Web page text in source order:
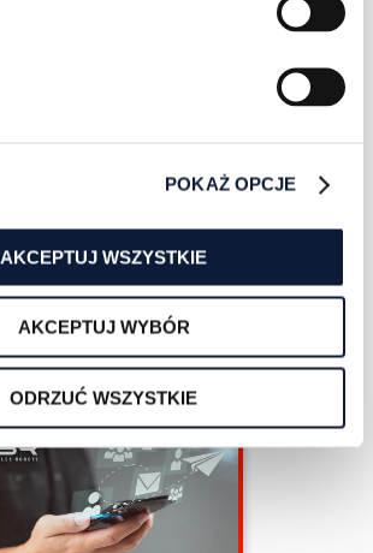
POKAŻ OPCJE
AKCEPTUJ WSZYSTKIE
AKCEPTUJ WYBÓR
ODRZUĆ WSZYSTKIE
Automatyzacja
sprzedaży i
marketingu na
LinkedIn